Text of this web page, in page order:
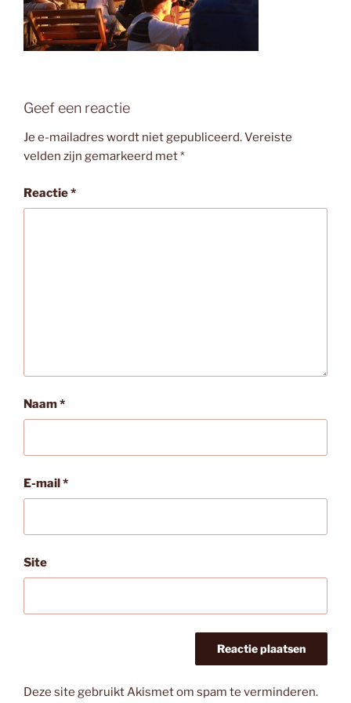
Geef een reactie
Je e-mailadres wordt niet gepubliceerd.Vereiste
velden zijn gemarkeerd met*
Reactie*
Naam*
E-mail*
Site
Deze site gebruikt Akismet om spam te verminderen.